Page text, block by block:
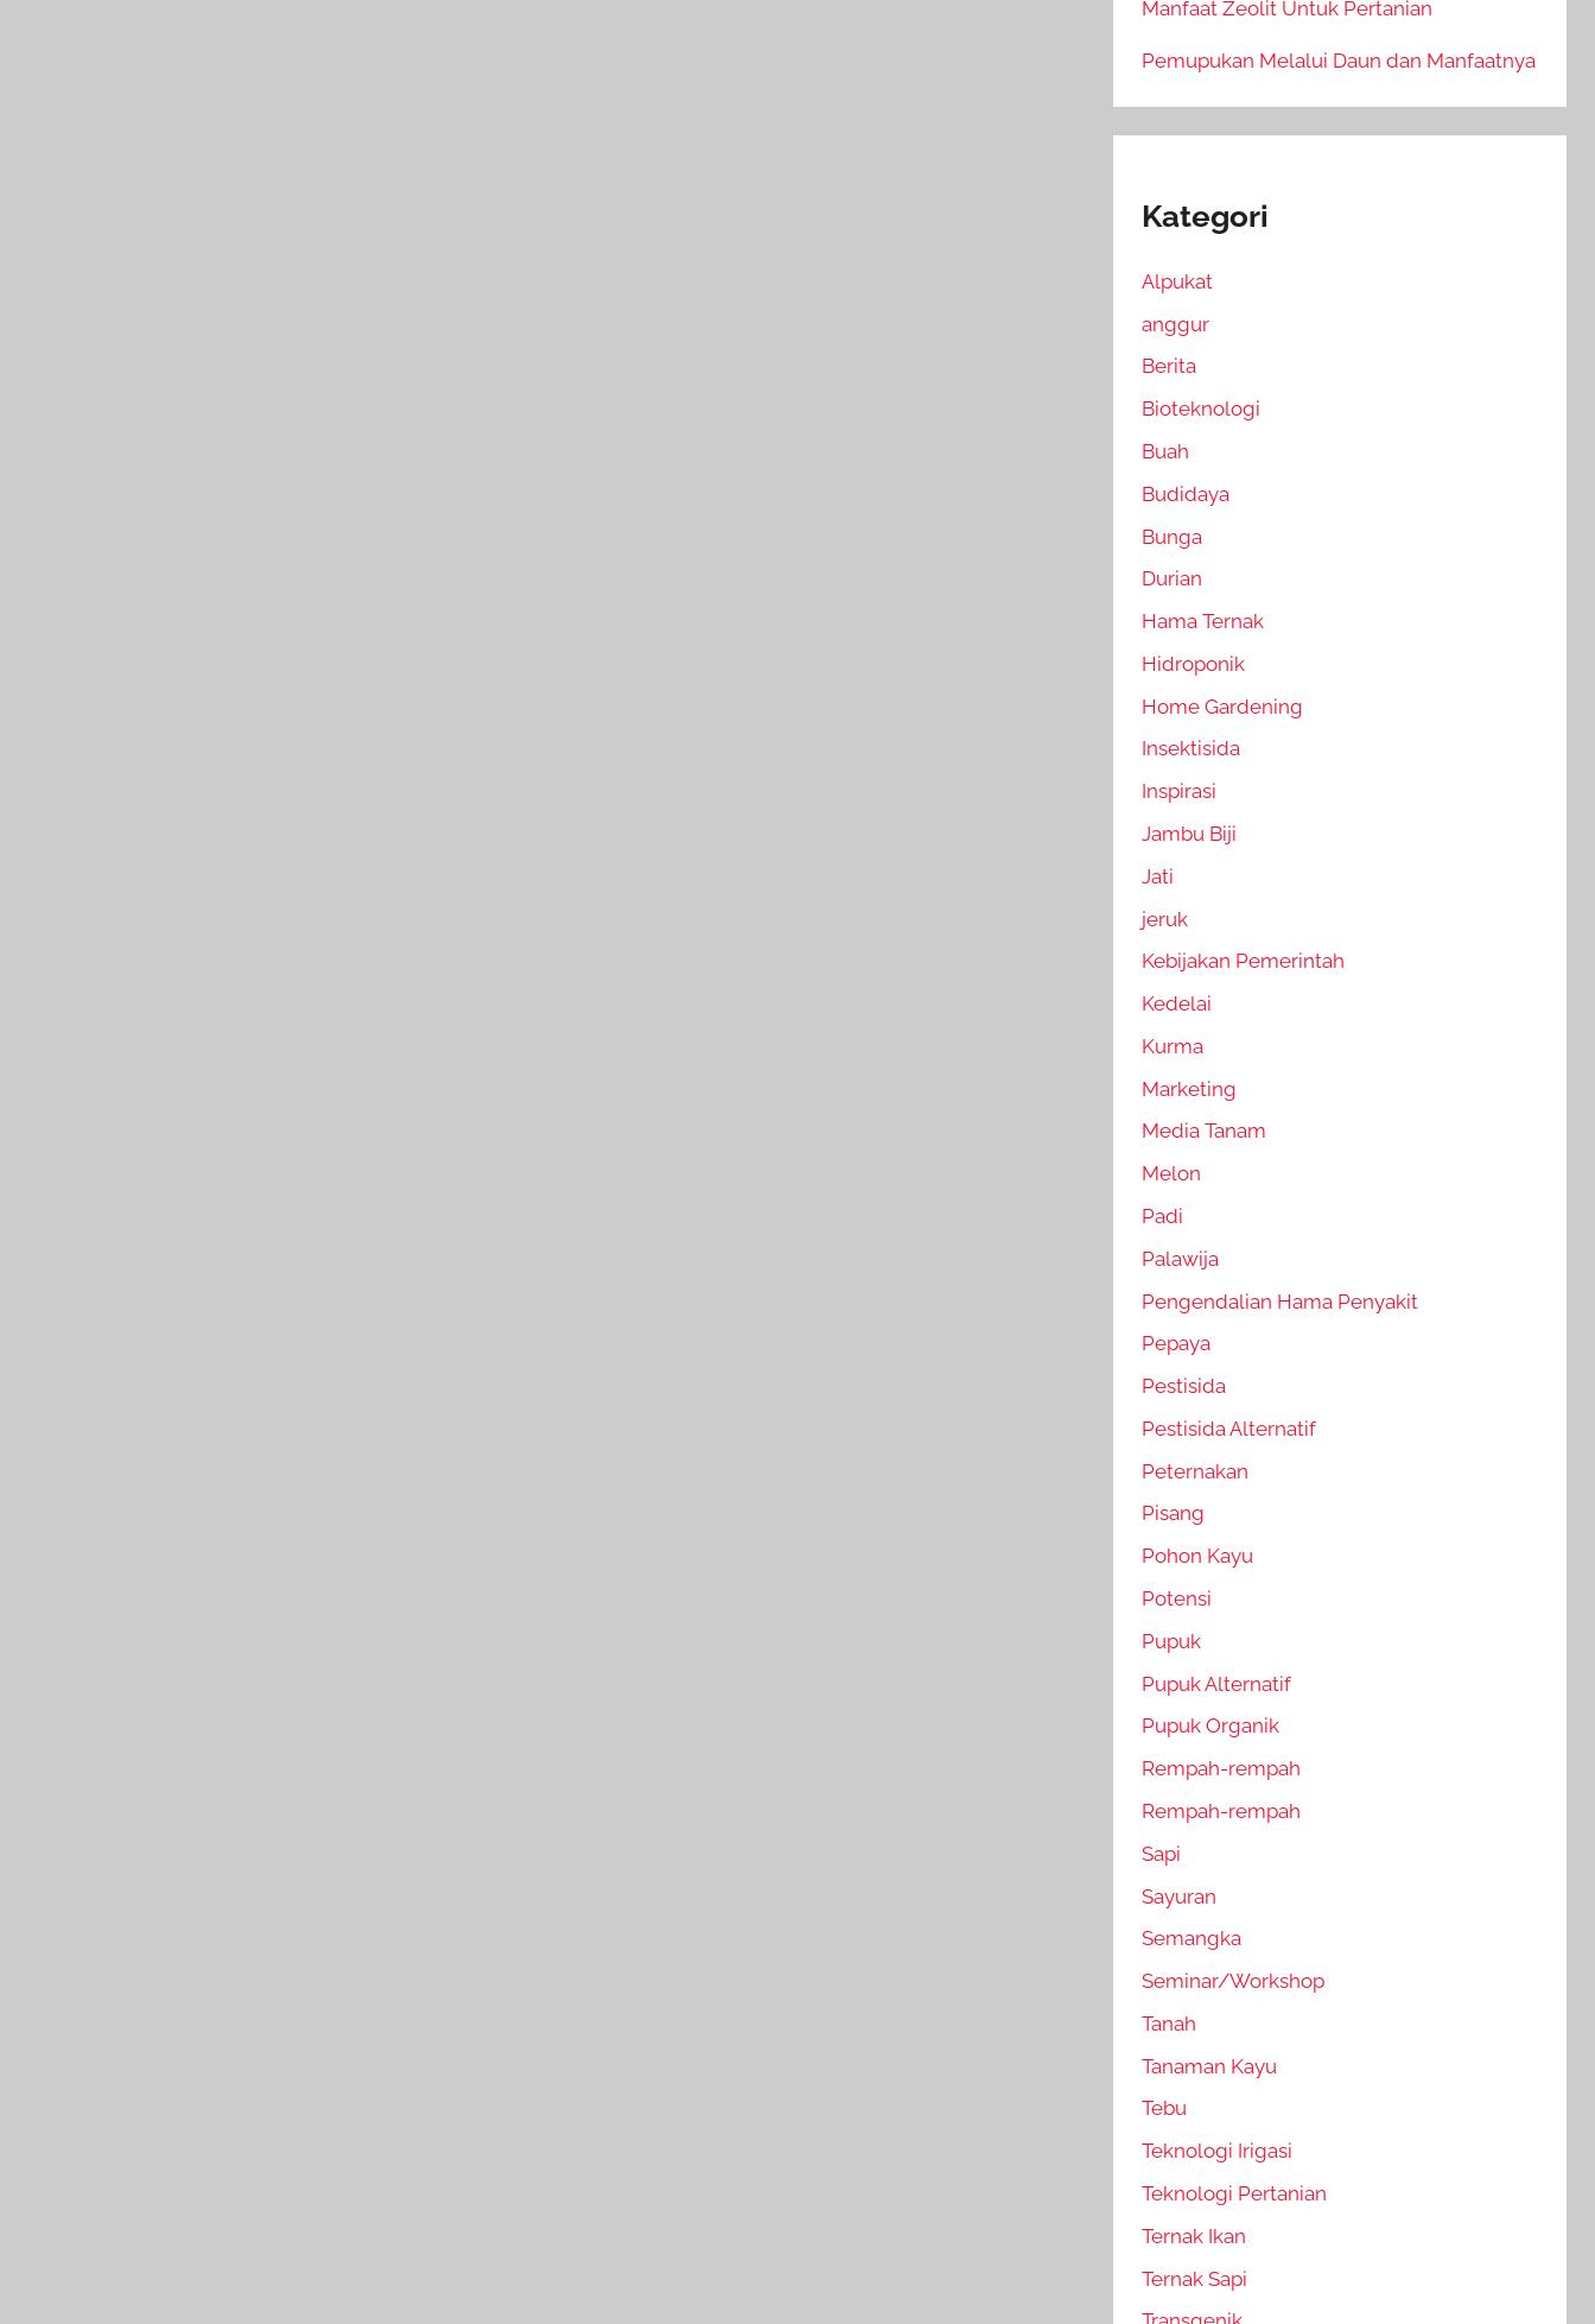
Manfaat Zeolit Untuk Pertanian
Pemupukan Melalui Daun dan Manfaatnya
Kategori
Alpukat
anggur
Berita
Bioteknologi
Buah
Budidaya
Bunga
Durian
Hama Ternak
Hidroponik
Home Gardening
Insektisida
Inspirasi
Jambu Biji
Jati
jeruk
Kebijakan Pemerintah
Kedelai
Kurma
Marketing
Media Tanam
Melon
Padi
Palawija
Pengendalian Hama Penyakit
Pepaya
Pestisida
Pestisida Alternatif
Peternakan
Pisang
Pohon Kayu
Potensi
Pupuk
Pupuk Alternatif
Pupuk Organik
Rempah-rempah
Rempah-rempah
Sapi
Sayuran
Semangka
Seminar/Workshop
Tanah
Tanaman Kayu
Tebu
Teknologi Irigasi
Teknologi Pertanian
Ternak Ikan
Ternak Sapi